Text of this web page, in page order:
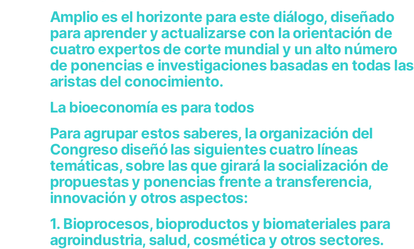
Amplio es el horizonte para este diálogo, diseñado
para aprender y actualizarse con la orientación de
cuatro expertos de corte mundial y un alto número
de ponencias e investigaciones basadas en todas las
aristas del conocimiento.
La bioeconomía es para todos
Para agrupar estos saberes, la organización del
Congreso diseñó las siguientes cuatro líneas
temáticas, sobre las que girará la socialización de
propuestas y ponencias frente a transferencia,
innovación y otros aspectos:
1. Bioprocesos, bioproductos y biomateriales para
agroindustria, salud, cosmética y otros sectores.